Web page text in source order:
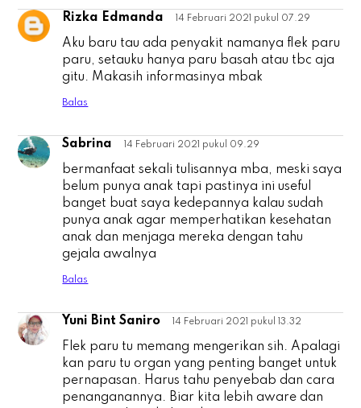
R Rizka Edmanda 14 Februari 2021 pukul 07.29
Aku baru tau ada penyakit namanya flek paru
paru, setauku hanya paru basah atau tbc aja
gitu. Makasih informasinya mbak
Balas
S Sabrina 14 Februari 2021 pukul 09.29
bermanfaat sekali tulisannya mba, meski saya
belum punya anak tapi pastinya ini useful
banget buat saya kedepannya kalau sudah
punya anak agar memperhatikan kesehatan
anak dan menjaga mereka dengan tahu
gejala awalnya
Balas
Y Yuni Bint Saniro 14 Februari 2021 pukul 13.32
Flek paru tu memang mengerikan sih. Apalagi
kan paru tu organ yang penting banget untuk
pernapasan. Harus tahu penyebab dan cara
penanganannya. Biar kita lebih aware dan